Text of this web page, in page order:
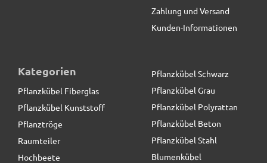
Zahlung und Versand
Kunden-Informationen
Kategorien
Pflanzkübel Fiberglas
Pflanzkübel Kunststoff
Pflanztröge
Raumteiler
Hochbeete
Pflanzkübel Schwarz
Pflanzkübel Grau
Pflanzkübel Polyrattan
Pflanzkübel Beton
Pflanzkübel Stahl
Blumenkübel